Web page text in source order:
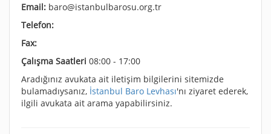
Email: baro@istanbulbarosu.org.tr
Telefon:
Fax:
Çalışma Saatleri 08:00 - 17:00
Aradığınız avukata ait iletişim bilgilerini sitemizde
bulamadıysanız, İstanbul Baro Levhası'nı ziyaret ederek,
ilgili avukata ait arama yapabilirsiniz.